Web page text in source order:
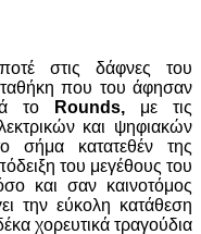
στις δάφνες του
που του άφησαν
το Rounds, με τις
και ψηφιακών
σήμα κατατεθέν της
του μεγέθους του
και σαν καινοτόμος
την εύκολη κατάθεση
χορευτικά τραγούδια